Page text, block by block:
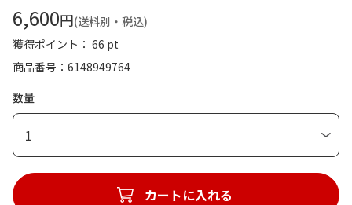
6,600円(送料別・税込)
獲得ポイント： 66 pt
商品番号
6148949764
数量
1
カートに入れる